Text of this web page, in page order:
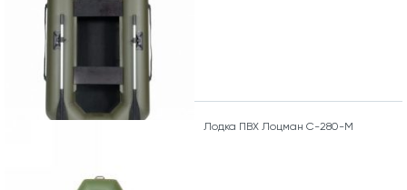
Лодка ПВХ Лоцман С-280-М